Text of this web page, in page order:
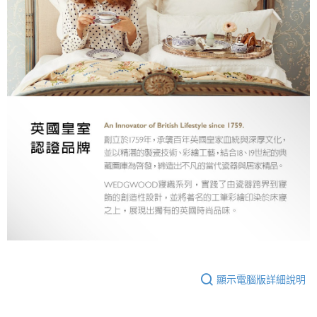
顯示電腦版詳細說明